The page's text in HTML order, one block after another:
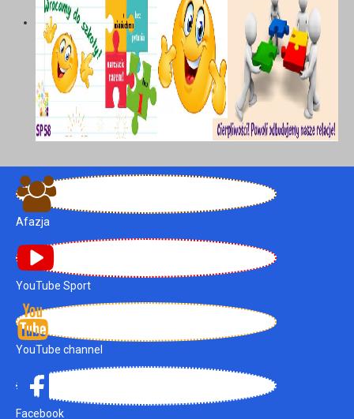
Afazja
YouTube Sport
YouTube channel
Facebook